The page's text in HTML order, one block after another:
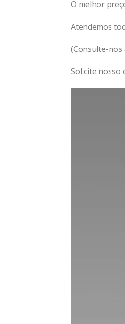
O melhor
Atendemos
(Consulte-
Solicite nosso